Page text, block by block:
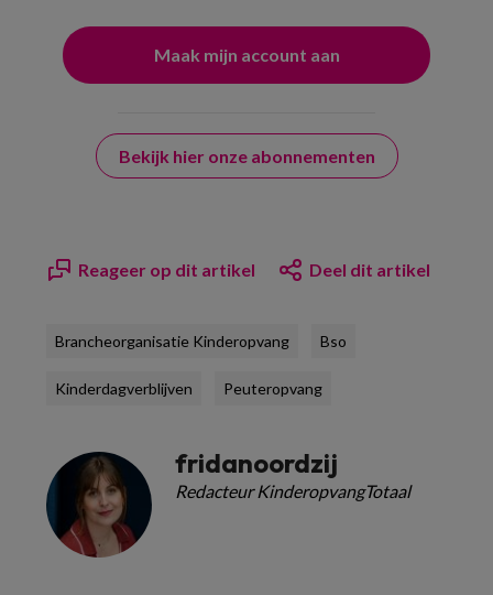
Bekijk hier onze abonnementen
Reageer op dit artikel Deel dit artikel
Brancheorganisatie Kinderopvang Bso
Kinderdagverblijven Peuteropvang
fridanoordzij
Redacteur KinderopvangTotaal